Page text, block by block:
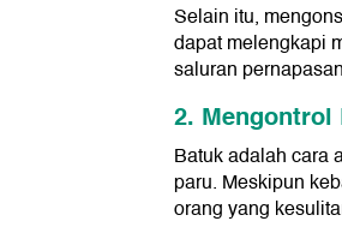
Selain itu,
dapat melengkapi
saluran
2.
Batuk adalah cara
paru. Meskipun
orang yang